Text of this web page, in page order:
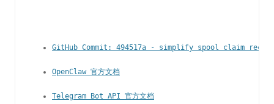
GitHub Commit: 494517a - simplify spool claim
OpenClaw 官方文档
Telegram Bot API 官方文档